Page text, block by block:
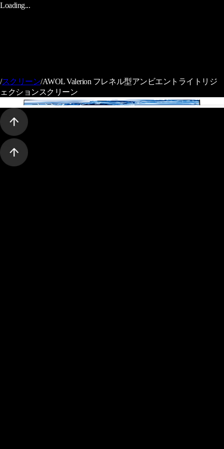
Loading...
/スクリーン/AWOL Valerion フレネル型アンビエントライトリジ
ェクションスクリーン